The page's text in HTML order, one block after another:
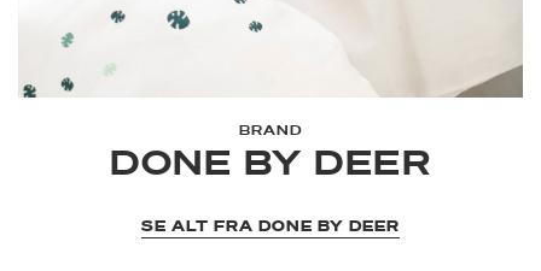
BRAND
DONE BY DEER
SE ALT FRA DONE BY DEER